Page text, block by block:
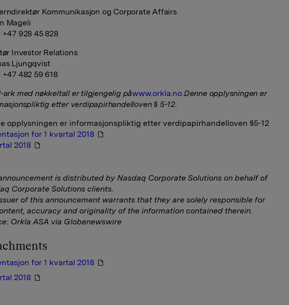
Kommunikasjon og Corporate Affairs
Mageli
+47 928 45 828
Investor Relations
Ljungqvist
+47 482 59 618
ark med nøkkeltall er tilgjengelig påwww.orkla.no.Denne opplysningen er
etter verdipapirhandelloven § 5-12.
opplysningen er informasjonspliktig etter verdipapirhandelloven §5-12
for 1 kvartal 2018
2018
is distributed by Nasdaq Corporate Solutions on behalf of
Corporate Solutions clients.
of this announcement warrants that they are solely responsible for
accuracy and originality of the information contained therein.
Orkla ASA via Globenewswire
for 1 kvartal 2018
2018